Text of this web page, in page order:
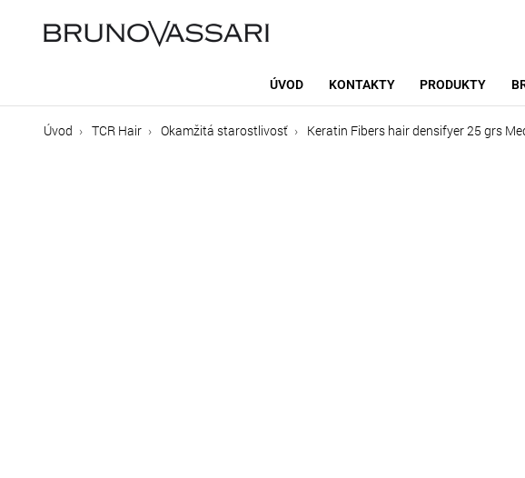
ÚVOD KONTAKTY PRODUKTY
Úvod TCR Hair Okamžitá starostlivosť Keratin Fibers hair densifyer 25 grs